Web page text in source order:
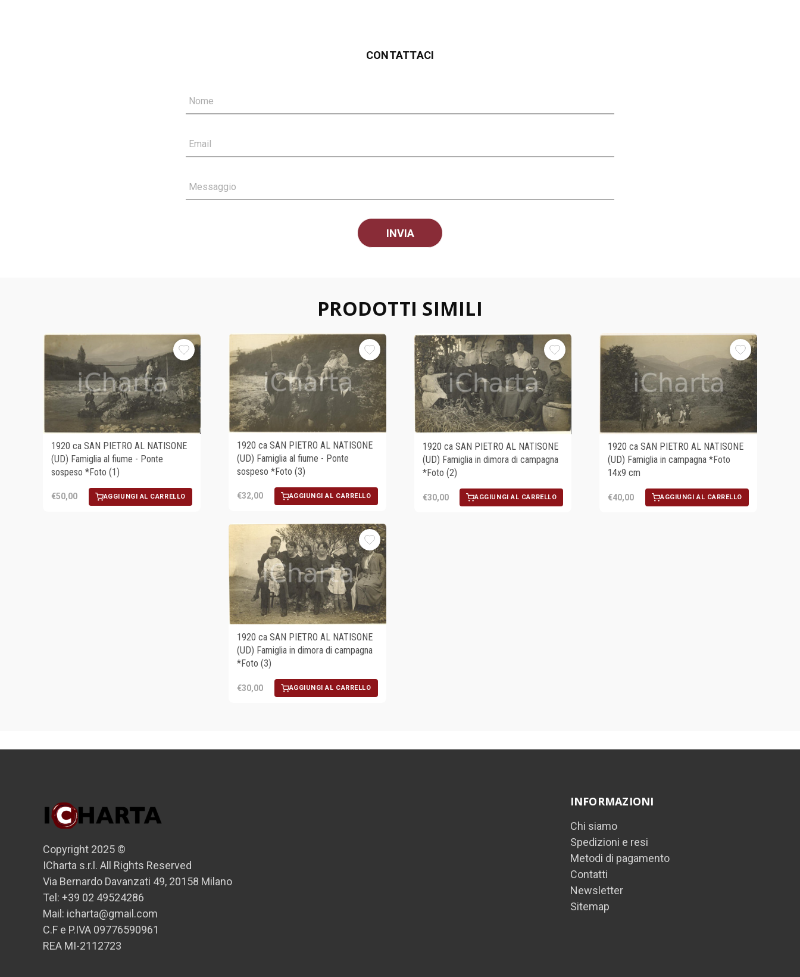
CONTATTACI
Nome
Email
Messaggio
PRODOTTI SIMILI
1920 ca SAN PIETRO AL NATISONE
(UD) Famiglia al fiume - Ponte
sospeso *Foto (1)
€50,00 AGGIUNGI AL CARRELLO
1920 ca SAN PIETRO AL NATISONE
(UD) Famiglia al fiume - Ponte
sospeso *Foto (3)
€32,00 AGGIUNGI AL CARRELLO
1920 ca SAN PIETRO AL NATISONE
(UD) Famiglia in dimora di campagna
*Foto (2)
€30,00 AGGIUNGI AL CARRELLO
1920 ca SAN PIETRO AL NATISONE
(UD) Famiglia in campagna *Foto
14x9 cm
€40,00 AGGIUNGI AL CARRELLO
1920 ca SAN PIETRO AL NATISONE
(UD) Famiglia in dimora di campagna
*Foto (3)
€30,00 AGGIUNGI AL CARRELLO
Copyright 2025 ©
ICharta s.r.l. All Rights Reserved
Via Bernardo Davanzati 49, 20158 Milano
Tel: +39 02 49524286
Mail: icharta@gmail.com
C.F e P.IVA 09776590961
REA MI-2112723
INFORMAZIONI
Chi siamo
Spedizioni e resi
Metodi di pagamento
Contatti
Newsletter
Sitemap